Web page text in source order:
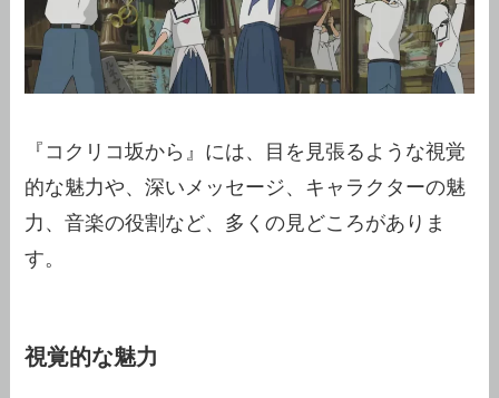
『コクリコ坂から』には、目を見張るような視覚
的な魅力や、深いメッセージ、キャラクターの魅
力、音楽の役割など、多くの見どころがありま
す。
視覚的な魅力